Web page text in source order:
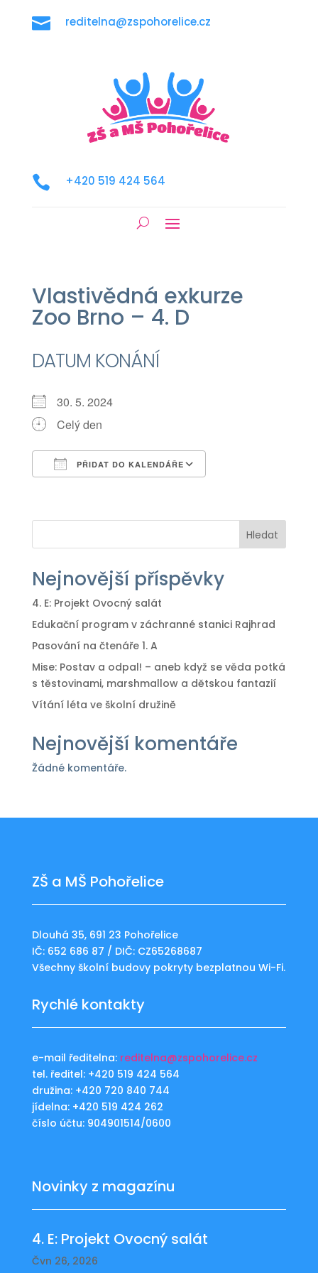
 reditelna@zspohorelice.cz
 +420 519 424 564
Vlastivědná exkurze
Zoo Brno – 4. D
DATUM KONÁNÍ
30. 5. 2024
Celý den
PŘIDAT DO KALENDÁŘE
Hledat
Nejnovější příspěvky
4. E: Projekt Ovocný salát
Edukační program v záchranné stanici Rajhrad
Pasování na čtenáře 1. A
Mise: Postav a odpal! – aneb když se věda potká
s těstovinami, marshmallow a dětskou fantazií
Vítání léta ve školní družině
Nejnovější komentáře
Žádné komentáře.
ZŠ a MŠ Pohořelice
Dlouhá 35, 691 23 Pohořelice
IČ: 652 686 87 / DIČ: CZ65268687
Všechny školní budovy pokryty bezplatnou Wi-Fi.
Rychlé kontakty
e-mail ředitelna: reditelna@zspohorelice.cz
tel. ředitel: +420 519 424 564
družina: +420 720 840 744
jídelna: +420 519 424 262
číslo účtu: 904901514/0600
Novinky z magazínu
4. E: Projekt Ovocný salát
Čvn 26, 2026